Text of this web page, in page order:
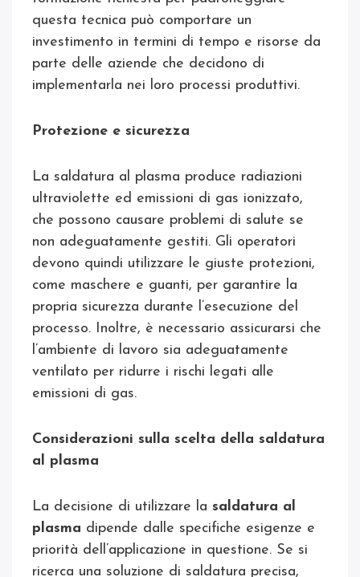
questa tecnica può comportare un
investimento in termini di tempo e risorse da
parte delle aziende che decidono di
implementarla nei loro processi produttivi.
Protezione e sicurezza
La saldatura al plasma produce radiazioni
ultraviolette ed emissioni di gas ionizzato,
che possono causare problemi di salute se
non adeguatamente gestiti. Gli operatori
devono quindi utilizzare le giuste protezioni,
come maschere e guanti, per garantire la
propria sicurezza durante l’esecuzione del
processo. Inoltre, è necessario assicurarsi che
l’ambiente di lavoro sia adeguatamente
ventilato per ridurre i rischi legati alle
emissioni di gas.
Considerazioni sulla scelta della saldatura
al plasma
La decisione di utilizzare la saldatura al
plasma dipende dalle specifiche esigenze e
priorità dell’applicazione in questione. Se si
ricerca una soluzione di saldatura precisa,